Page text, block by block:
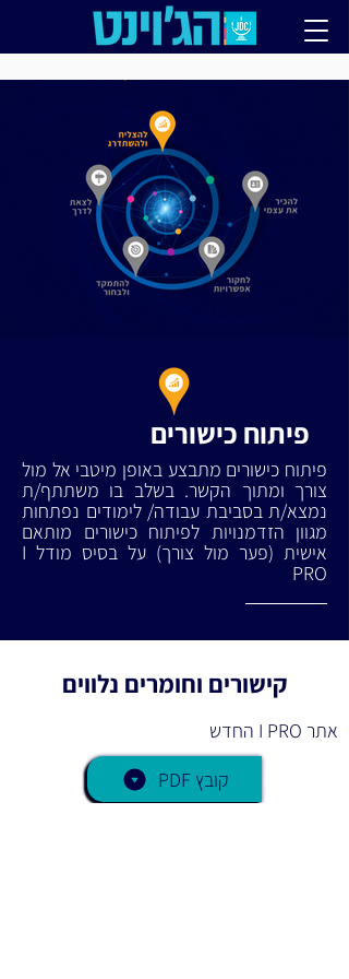
פיתוח כישורים
פיתוח כישורים מתבצע באופן מיטבי אל מול
צורך ומתוך הקשר. בשלב בו משתתף/ת
נמצא/ת בסביבת עבודה/ לימודים נפתחות
מגוון הזדמנויות לפיתוח כישורים מותאם
אישית (פער מול צורך) על בסיס מודל I
PRO
קישורים וחומרים נלווים
אתר I PRO החדש
PDF קובץ